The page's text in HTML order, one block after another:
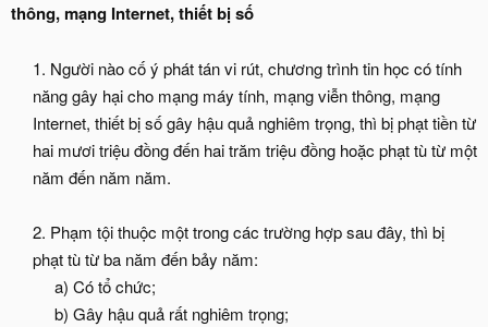
thông, mạng Internet, thiết bị số
1. Người nào cố ý phát tán vi rút, chương trình tin học có tính
năng gây hại cho mạng máy tính, mạng viễn thông, mạng
Internet, thiết bị số gây hậu quả nghiêm trọng, thì bị phạt tiền từ
hai mươi triệu đồng đến hai trăm triệu đồng hoặc phạt tù từ một
năm đến năm năm.
2. Phạm tội thuộc một trong các trường hợp sau đây, thì bị
phạt tù từ ba năm đến bảy năm:
a) Có tổ chức;
b) Gây hậu quả rất nghiêm trọng;